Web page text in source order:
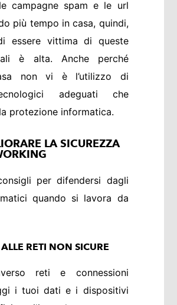
campagne spam e le url
più tempo in casa, quindi,
essere vittima di queste
è alta. Anche perché
non vi è l’utilizzo di
adeguati che
protezione informatica.
LA SICUREZZA
per difendersi dagli
quando si lavora da
RETI NON SICURE
reti e connessioni
i tuoi dati e i dispositivi